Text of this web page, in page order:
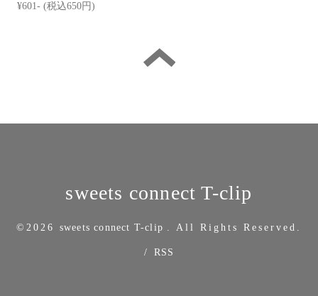
¥601- (税込650円)
sweets connect T-clip
©2026 sweets connect T-clip . All Rights Reserved.
/ RSS